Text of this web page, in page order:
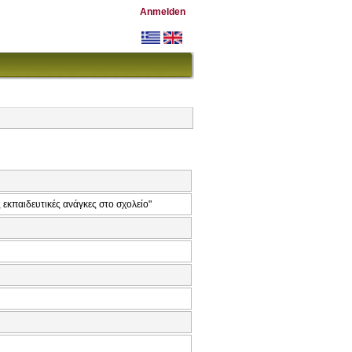
Anmelden
ανάγκες στο σχολείο"